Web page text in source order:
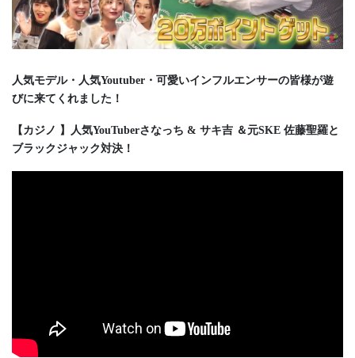
人気モデル・人気Youtuber・可愛いインフルエンサーの皆様が遊
びに来てくれました！
【カジノ 】人気YouTuberさなっち & サキ吉 ＆元SKE 佐藤聖羅と
ブラックジャック対決！